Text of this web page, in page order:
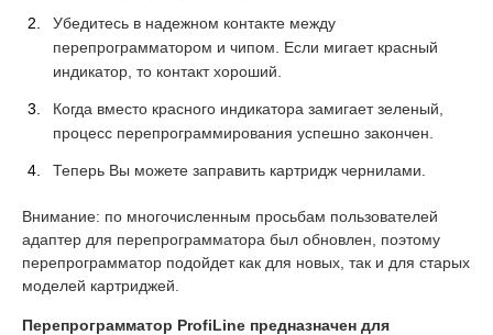
Убедитесь в надежном контакте между
перепрограмматором и чипом. Если мигает красный
индикатор, то контакт хороший.
Когда вместо красного индикатора замигает зеленый,
процесс перепрограммирования успешно закончен.
Теперь Вы можете заправить картридж чернилами.
Внимание: по многочисленным просьбам пользователей
адаптер для перепрограмматора был обновлен, поэтому
перепрограмматор подойдет как для новых, так и для старых
моделей картриджей.
Перепрограмматор ProfiLine предназначен для